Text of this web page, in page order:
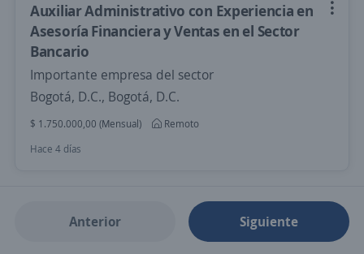
Auxiliar Administrativo con Experiencia en
Asesoría Financiera y Ventas en el Sector
Bancario
Importante empresa del sector
Bogotá, D.C., Bogotá, D.C.
$ 1.750.000,00 (Mensual)
Remoto
Hace 4 días
Anterior Siguiente